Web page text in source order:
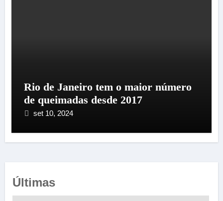
Rio de Janeiro tem o maior número
de queimadas desde 2017
set 10, 2024
Últimas